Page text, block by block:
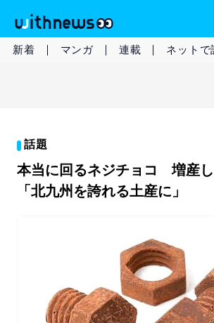
新着 マンガ 連載 ネットで
話題
本当に回るネジチョコ 増産
「北九州を誇れる土産に」